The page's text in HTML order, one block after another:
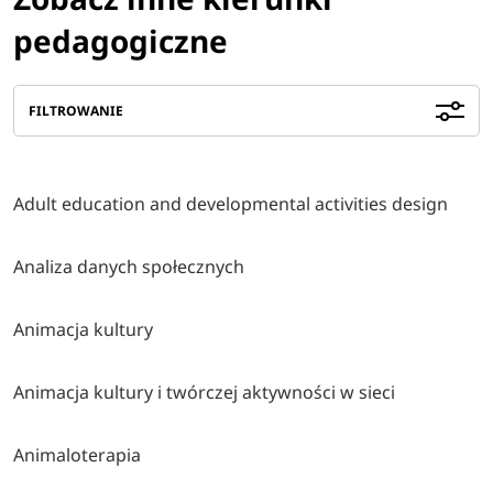
pedagogiczne
FILTROWANIE
Adult education and developmental activities design
Analiza danych społecznych
Animacja kultury
Animacja kultury i twórczej aktywności w sieci
Animaloterapia